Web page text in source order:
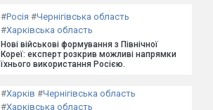
#Росія #Чернігівська область
#Харківська область
Нові військові формування з Північної
Кореї: експерт розкрив можливі напрямки
їхнього використання Росією.
#Харків #Чернігівська область
#Харківська область